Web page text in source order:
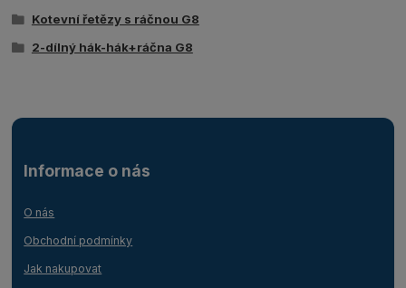
Kotevní řetězy s ráčnou G8
2-dílný hák-hák+ráčna G8
Informace o nás
O nás
Obchodní podmínky
Jak nakupovat